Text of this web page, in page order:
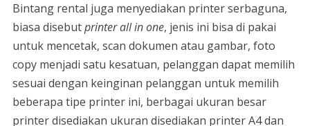
Bintang rental juga menyediakan printer serbaguna,
biasa disebutprinter all in one, jenis ini bisa di pakai
untuk mencetak, scan dokumen atau gambar, foto
copy menjadi satu kesatuan, pelanggan dapat memilih
sesuai dengan keinginan pelanggan untuk memilih
beberapa tipe printer ini, berbagai ukuran besar
printer disediakan ukuran disediakan printer A4 dan